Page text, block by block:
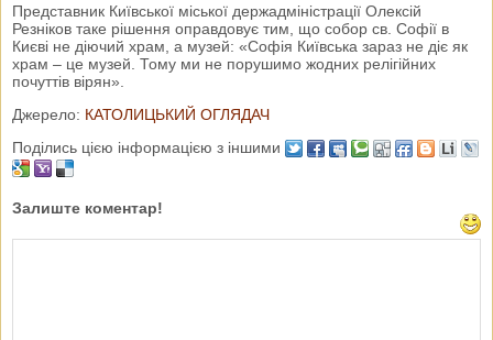
Представник Київської міської держадміністрації Олексій
Резніков таке рішення оправдовує тим, що собор св. Софії в
Києві не діючий храм, а музей: «Софія Київська зараз не діє як
храм – це музей. Тому ми не порушимо жодних релігійних
почуттів вірян».
Джерело: КАТОЛИЦЬКИЙ ОГЛЯДАЧ
Поділись цією інформацією з іншими
Залиште коментар!